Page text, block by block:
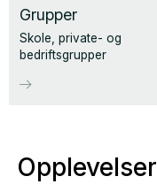
Grupper
Skole, private- og
bedriftsgrupper
Opplevelser